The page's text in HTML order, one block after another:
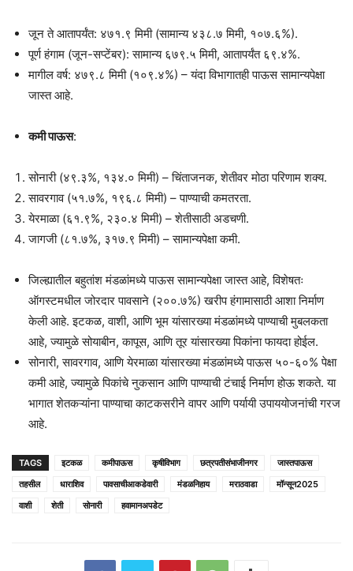
जून ते आतापर्यंत: ४७१.९ मिमी (सामान्य ४३८.७ मिमी, १०७.६%).
पूर्ण हंगाम (जून-सप्टेंबर): सामान्य ६७९.५ मिमी, आतापर्यंत ६९.४%.
मागील वर्ष: ४७९.८ मिमी (१०९.४%) – यंदा विभागातही पाऊस सामान्यपेक्षा
जास्त आहे.
कमी पाऊस:
सोनारी (४९.३%, १३४.० मिमी) – चिंताजनक, शेतीवर मोठा परिणाम शक्य.
सावरगाव (५१.७%, १९६.८ मिमी) – पाण्याची कमतरता.
येरमाळा (६१.९%, २३०.४ मिमी) – शेतीसाठी अडचणी.
जागजी (८१.७%, ३१७.९ मिमी) – सामान्यपेक्षा कमी.
जिल्ह्यातील बहुतांश मंडळांमध्ये पाऊस सामान्यपेक्षा जास्त आहे, विशेषतः
ऑगस्टमधील जोरदार पावसाने (२००.७%) खरीप हंगामासाठी आशा निर्माण
केली आहे. इटकळ, वाशी, आणि भूम यांसारख्या मंडळांमध्ये पाण्याची मुबलकता
आहे, ज्यामुळे सोयाबीन, कापूस, आणि तूर यांसारख्या पिकांना फायदा होईल.
सोनारी, सावरगाव, आणि येरमाळा यांसारख्या मंडळांमध्ये पाऊस ५०-६०% पेक्षा
कमी आहे, ज्यामुळे पिकांचे नुकसान आणि पाण्याची टंचाई निर्माण होऊ शकते. या
भागात शेतकऱ्यांना पाण्याचा काटकसरीने वापर आणि पर्यायी उपाययोजनांची गरज
आहे.
TAGS इटकळ कमीपाऊस कृषीविभाग छत्रपतीसंभाजीनगर
जास्तपाऊस
तहसील
धाराशिव पावसाचीआकडेवारी मंडळनिहाय मराठवाडा
मॉन्सून2025
वाशी
शेती सोनारी हवामानअपडेट